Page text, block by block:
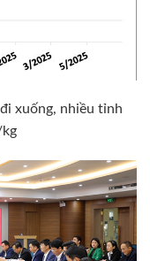
xuống, nhiều tỉnh